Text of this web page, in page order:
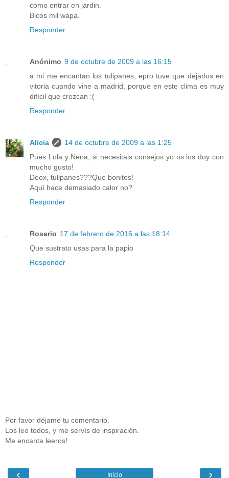
como entrar en jardin.
Bicos mil wapa.
Responder
Anónimo 9 de octubre de 2009 a las 16:15
a mi me encantan los tulipanes, epro tuve que dejarlos en
vitoria cuando vine a madrid, porque en este clima es muy
difícil que crezcan :(
Responder
Alicia
14 de octubre de 2009 a las 1:25
Pues Lola y Nena, si necesitais consejos yo os los doy con
mucho gusto!
Deox, tulipanes???Que bonitos!
Aquí hace demasiado calor no?
Responder
Rosario 17 de febrero de 2016 a las 18:14
Que sustrato usas para la papio
Responder
Por favor déjame tu comentario.
Los leo todos, y me servís de inspiración.
Me encanta leeros!
‹ ›
Inicio